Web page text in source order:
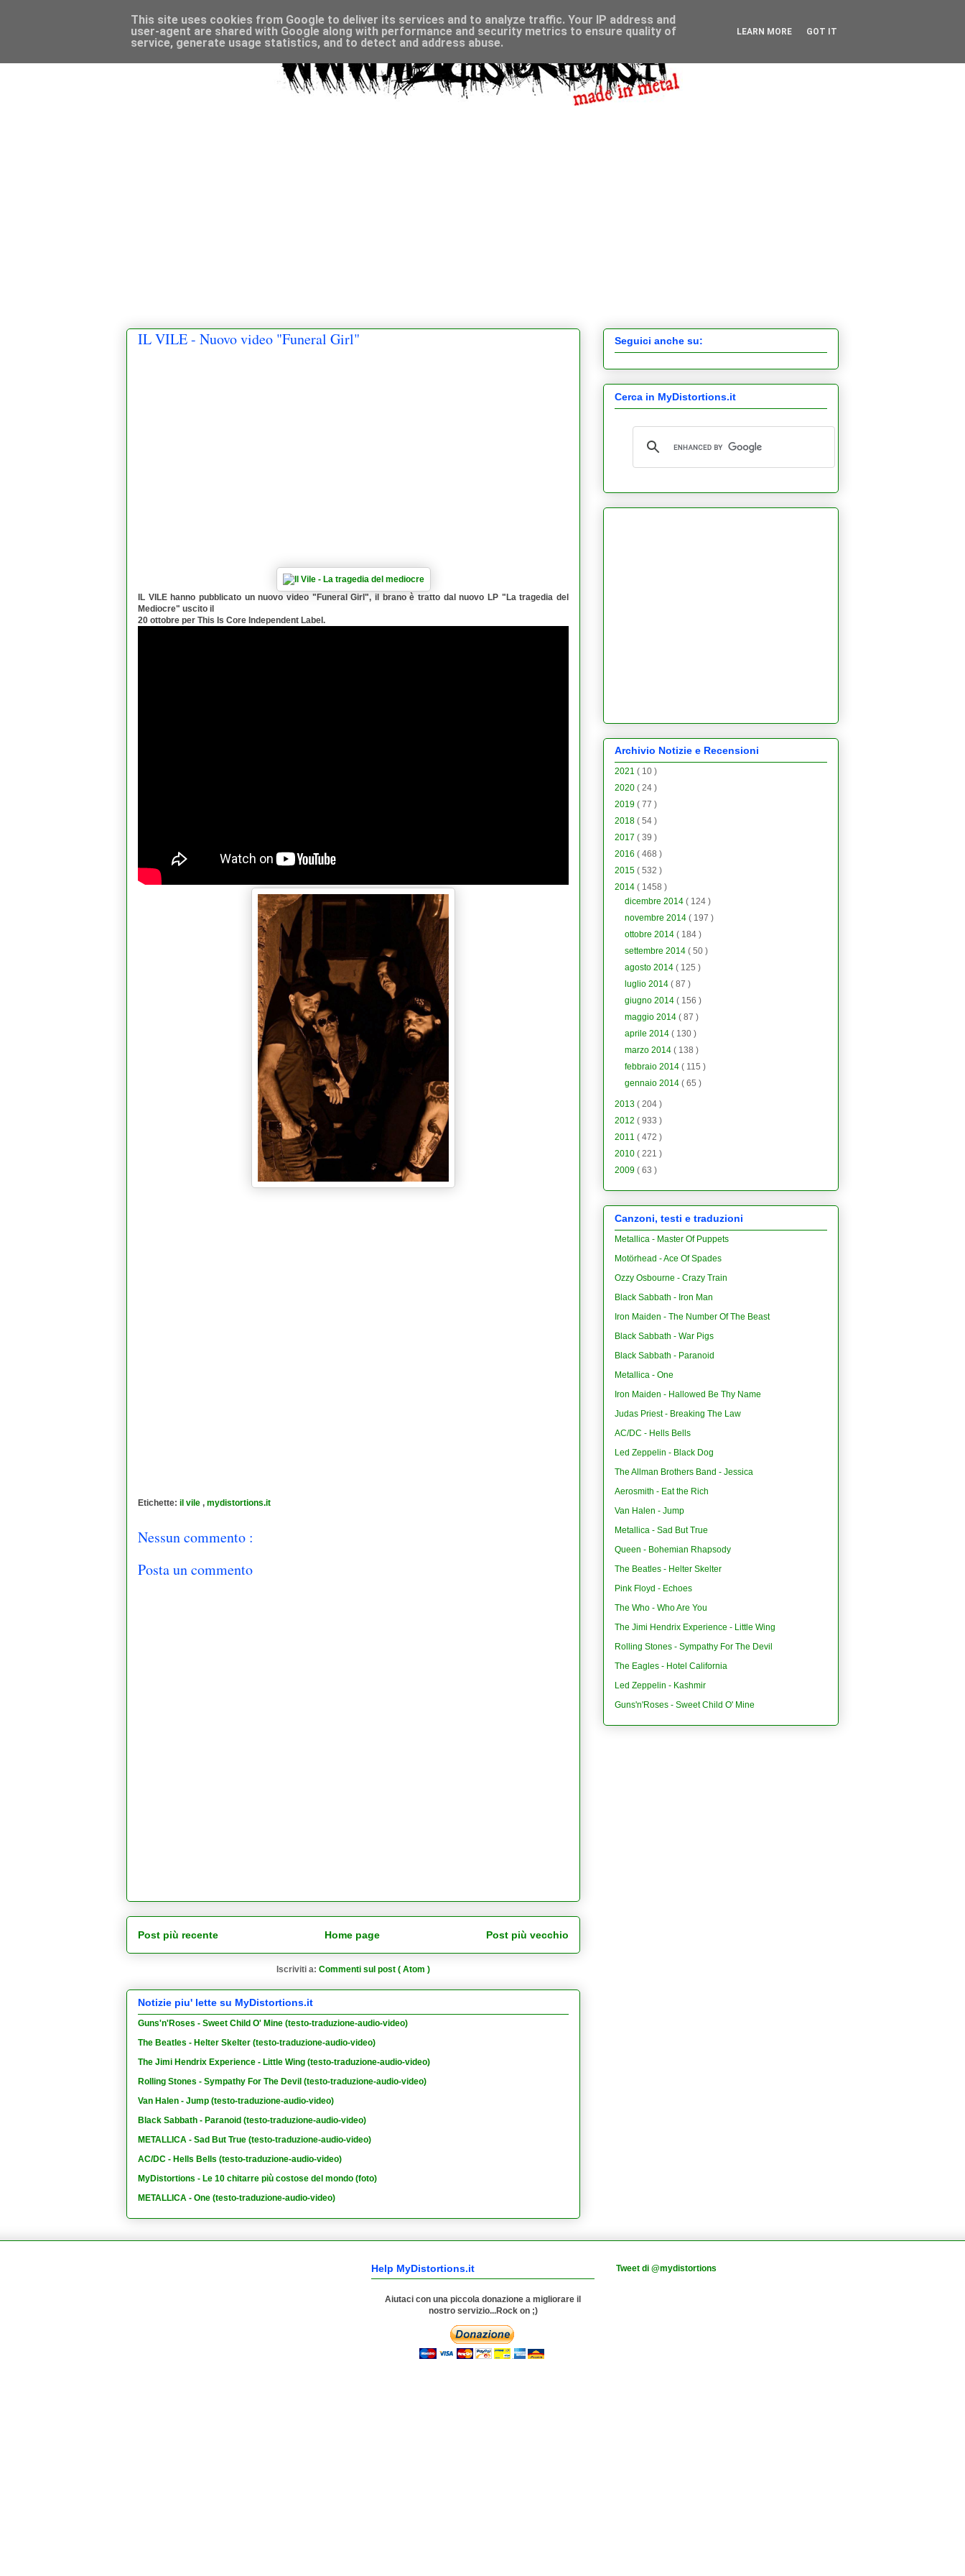
IL VILE - Nuovo video "Funeral Girl"
IL VILEhanno pubblicato un nuovo video " Funeral Girl", il brano è tratto dal nuovo LP " La tragedia del
Mediocre" uscito il
20 ottobre per This Is Core Independent Label .
Etichette: il vile , mydistortions.it
Nessun commento :
Posta un commento
Post più recente Post più vecchio
Home page
Iscriviti a: Commenti sul post ( Atom )
Notizie piu' lette su MyDistortions.it
Guns'n'Roses - Sweet Child O' Mine (testo-traduzione-audio-video)
The Beatles - Helter Skelter (testo-traduzione-audio-video)
The Jimi Hendrix Experience - Little Wing (testo-traduzione-audio-video)
Rolling Stones - Sympathy For The Devil (testo-traduzione-audio-video)
Van Halen - Jump (testo-traduzione-audio-video)
Black Sabbath - Paranoid (testo-traduzione-audio-video)
METALLICA - Sad But True (testo-traduzione-audio-video)
AC/DC - Hells Bells (testo-traduzione-audio-video)
MyDistortions - Le 10 chitarre più costose del mondo (foto)
METALLICA - One (testo-traduzione-audio-video)
Seguici anche su:
Cerca in MyDistortions.it
Archivio Notizie e Recensioni
2021 ( 10 )
2020 ( 24 )
2019 ( 77 )
2018 ( 54 )
2017 ( 39 )
2016 ( 468 )
2015 ( 532 )
2014 ( 1458 )
dicembre 2014( 124 )
novembre 2014( 197 )
ottobre 2014( 184 )
settembre 2014( 50 )
agosto 2014( 125 )
luglio 2014( 87 )
giugno 2014( 156 )
maggio 2014( 87 )
aprile 2014( 130 )
marzo 2014( 138 )
febbraio 2014( 115 )
gennaio 2014( 65 )
2013 ( 204 )
2012 ( 933 )
2011 ( 472 )
2010 ( 221 )
2009 ( 63 )
Canzoni, testi e traduzioni
Metallica - Master Of Puppets
Motörhead - Ace Of Spades
Ozzy Osbourne - Crazy Train
Black Sabbath - Iron Man
Iron Maiden - The Number Of The Beast
Black Sabbath - War Pigs
Black Sabbath - Paranoid
Metallica - One
Iron Maiden - Hallowed Be Thy Name
Judas Priest - Breaking The Law
AC/DC - Hells Bells
Led Zeppelin - Black Dog
The Allman Brothers Band - Jessica
Aerosmith - Eat the Rich
Van Halen - Jump
Metallica - Sad But True
Queen - Bohemian Rhapsody
The Beatles - Helter Skelter
Pink Floyd - Echoes
The Who - Who Are You
The Jimi Hendrix Experience - Little Wing
Rolling Stones - Sympathy For The Devil
The Eagles - Hotel California
Led Zeppelin - Kashmir
Guns'n'Roses - Sweet Child O' Mine
Help MyDistortions.it
Aiutaci con una piccola donazione a migliorare il
nostro servizio...Rock on ;)
Tweet di @mydistortions
This site uses cookies from Google to deliver its services and to analyze traffic. Your IP address and
user-agent are shared with Google along with performance and security metrics to ensure quality of
service, generate usage statistics, and to detect and address abuse.
LEARN MORE GOT IT